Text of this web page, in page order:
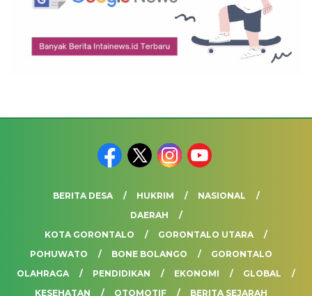
BERITA DESA HUKRIM
NASIONAL
DAERAH
KOTA GORONTALO
GORONTALO UTARA
POHUWATO
BONE BOLANGO
GORONTALO
OLAHRAGA
PENDIDIKAN EKONOMI
GLOBAL
KESEHATAN
OTOMOTIF BERITA SEJARAH